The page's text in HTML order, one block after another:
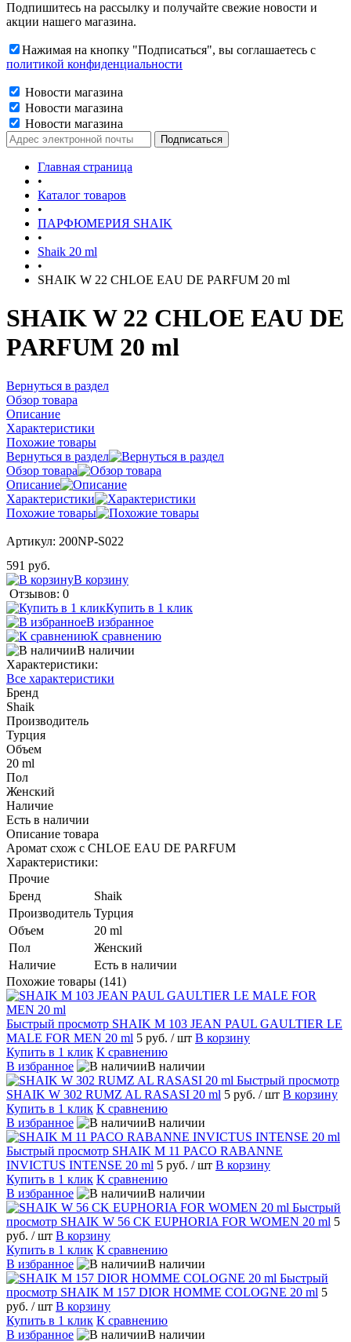
Подпишитесь на рассылку и получайте свежие новости и
акции нашего магазина.
Нажимая на кнопку "Подписаться", вы соглашаетесь с
политикой конфиденциальности
Новости магазина
Новости магазина
Новости магазина
Главная страница
•
Каталог товаров
•
ПАРФЮМЕРИЯ SHAIK
•
Shaik 20 ml
•
SHAIK W 22 CHLOE EAU DE PARFUM 20 ml
SHAIK W 22 CHLOE EAU DE
PARFUM 20 ml
Вернуться в раздел
Обзор товара
Описание
Характеристики
Похожие товары
Вернуться в раздел
Обзор товара
Описание
Характеристики
Похожие товары
Артикул: 200NP-S022
591 руб.
В корзину
Отзывов: 0
Купить в 1 клик
В избранное
К сравнению
В наличии
Характеристики:
Все характеристики
Бренд
Shaik
Производитель
Турция
Объем
20 ml
Пол
Женский
Наличие
Есть в наличии
Описание товара
Аромат схож с CHLOE EAU DE PARFUM
Характеристики:
Прочие
Бренд
Shaik
Производитель Турция
Объем
20 ml
Пол
Женский
Наличие
Есть в наличии
Похожие товары (141)
Быстрый просмотр SHAIK M 103 JEAN PAUL GAULTIER LE
MALE FOR MEN 20 ml 5 руб. / шт В корзину
Купить в 1 клик К сравнению
В избранное
В наличии
Быстрый просмотр
SHAIK W 302 RUMZ AL RASASI 20 ml 5 руб. / шт В корзину
Купить в 1 клик К сравнению
В избранное
В наличии
Быстрый просмотр SHAIK M 11 PACO RABANNE
INVICTUS INTENSE 20 ml 5 руб. / шт В корзину
Купить в 1 клик К сравнению
В избранное
В наличии
Быстрый
просмотр SHAIK W 56 CK EUPHORIA FOR WOMEN 20 ml 5
руб. / шт В корзину
Купить в 1 клик К сравнению
В избранное
В наличии
Быстрый
просмотр SHAIK M 157 DIOR HOMME COLOGNE 20 ml 5
руб. / шт В корзину
Купить в 1 клик К сравнению
В избранное
В наличии